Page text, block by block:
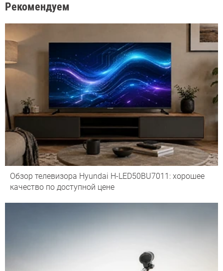
Рекомендуем
Обзор телевизора Hyundai H-LED50BU7011: хорошее
качество по доступной цене